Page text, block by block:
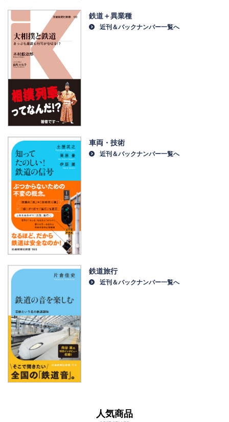
鉄道＋異業種
近刊＆バックナンバー一覧へ
車両・技術
近刊＆バックナンバー一覧へ
鉄道旅行
近刊＆バックナンバー一覧へ
人気商品